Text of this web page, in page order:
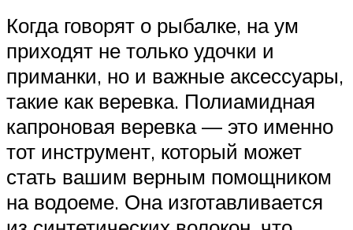
Когда говорят о рыбалке, на ум
приходят не только удочки и
приманки, но и важные аксессуары,
такие как веревка. Полиамидная
капроновая веревка — это именно
тот инструмент, который может
стать вашим верным помощником
на водоеме. Она изготавливается